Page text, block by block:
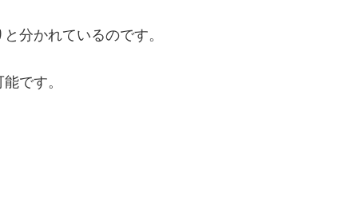
分かれているのです。
です。